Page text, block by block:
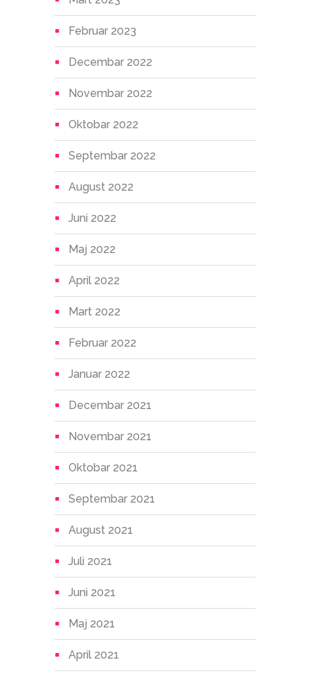
Februar 2023
Decembar 2022
Novembar 2022
Oktobar 2022
Septembar 2022
August 2022
Juni 2022
Maj 2022
April 2022
Mart 2022
Februar 2022
Januar 2022
Decembar 2021
Novembar 2021
Oktobar 2021
Septembar 2021
August 2021
Juli 2021
Juni 2021
Maj 2021
April 2021